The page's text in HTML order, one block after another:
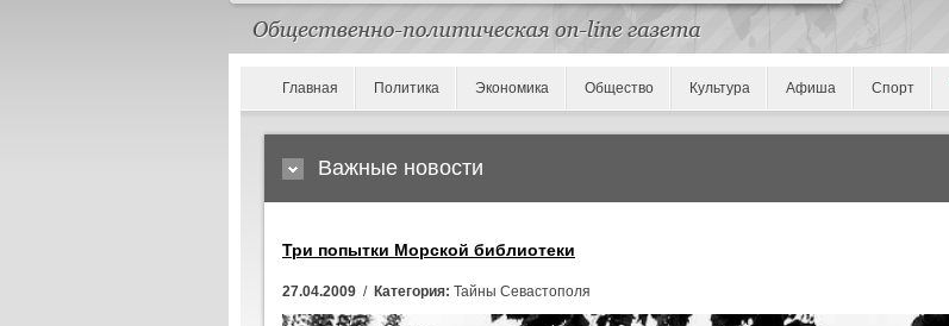
Главная Политика Экономика Общество Культура Афиша Спорт
Важные новости
Три попытки Морской библиотеки
27.04.2009 / Категория: Тайны Севастополя